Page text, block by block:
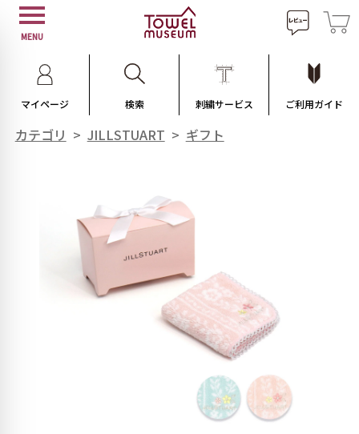
MENU
マイページ 検索 刺繍サービス ご利用ガイド
カテゴリ > JILLSTUART > ギフト